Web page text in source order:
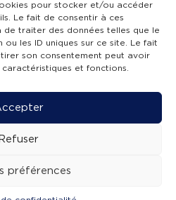
pour stocker et/ou accéder
Le fait de consentir à ces
traiter des données telles que le
les ID uniques sur ce site. Le fait
son consentement peut avoir
et fonctions.
Refuser
préférences
NOUS !
-Accessibilité